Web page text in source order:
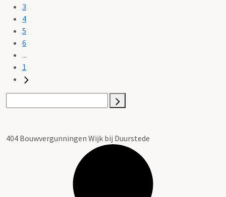
3
4
5
6
...
1
404 Bouwvergunningen Wijk bij Duurstede